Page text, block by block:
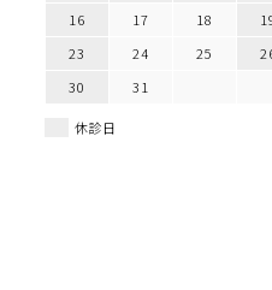
16
17 18
23
24 25
30
31
休診日